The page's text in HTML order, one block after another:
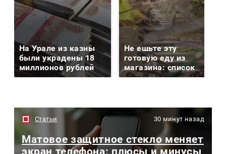
На Урале из казны
были украдены 18
миллионов рублей
Не ешьте эту
готовую еду из
магазина: список
Статьи 30 минут назад
Матовое защитное стекло меняет